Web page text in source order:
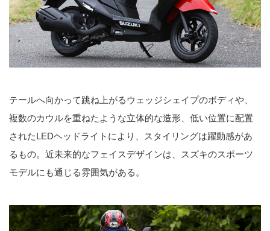
テールへ向かって跳ね上がるウェッジシェイプのボディや、
複数のカウルを重ねたような立体的な造形、低い位置に配置
されたLEDヘッドライトにより、スタイリングは躍動感があ
るもの。近未来的なフェイスデザインは、スズキのスポーツ
モデルにも通じる雰囲気がある。